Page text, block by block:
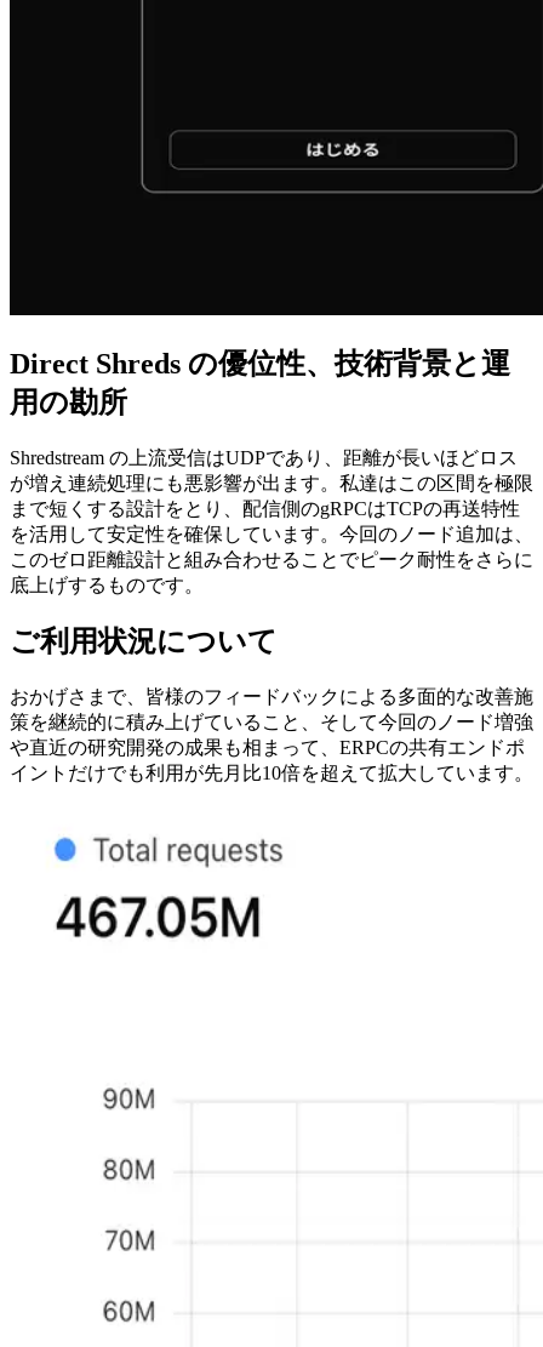
Direct Shreds の優位性、技術背景と運
用の勘所
Shredstream の上流受信はUDPであり、距離が長いほどロス
が増え連続処理にも悪影響が出ます。私達はこの区間を極限
まで短くする設計をとり、配信側のgRPCはTCPの再送特性
を活用して安定性を確保しています。今回のノード追加は、
このゼロ距離設計と組み合わせることでピーク耐性をさらに
底上げするものです。
ご利用状況について
おかげさまで、皆様のフィードバックによる多面的な改善施
策を継続的に積み上げていること、そして今回のノード増強
や直近の研究開発の成果も相まって、ERPCの共有エンドポ
イントだけでも利用が先月比10倍を超えて拡大しています。